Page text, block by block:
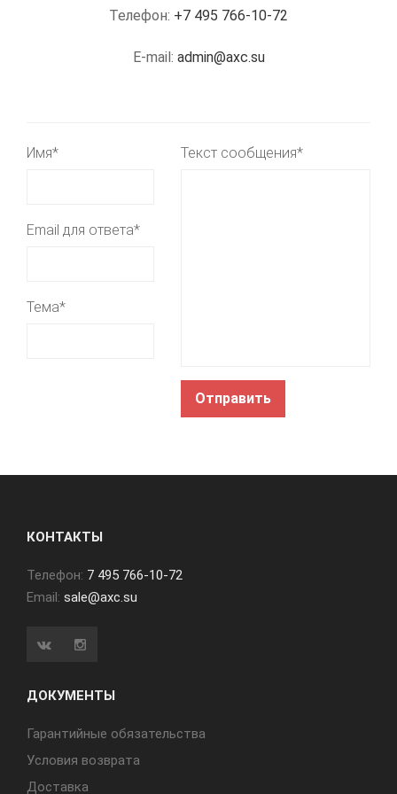
Телефон: +7 495 766-10-72
E-mail: admin@axc.su
Имя*
Email для ответа*
Тема*
Текст сообщения*
КОНТАКТЫ
Телефон: 7 495 766-10-72
Email: sale@axc.su
ДОКУМЕНТЫ
Гарантийные обязательства
Условия возврата
Доставка